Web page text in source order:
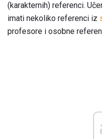
(karakternih) referenci.
imati nekoliko referenci iz
profesore i osobne